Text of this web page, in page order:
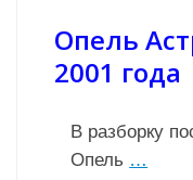
Опель
2001 года
В разборку
Опель …